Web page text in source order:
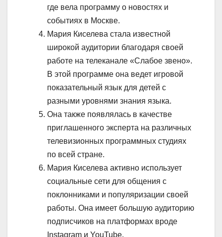
где вела программу о новостях и
событиях в Москве.
Мария Киселева стала известной
широкой аудитории благодаря своей
работе на телеканале «Слабое звено».
В этой программе она ведет игровой
показательный язык для детей с
разными уровнями знания языка.
Она также появлялась в качестве
приглашенного эксперта на различных
телевизионных программных студиях
по всей стране.
Мария Киселева активно использует
социальные сети для общения с
поклонниками и популяризации своей
работы. Она имеет большую аудиторию
подписчиков на платформах вроде
Instagram и YouTube.